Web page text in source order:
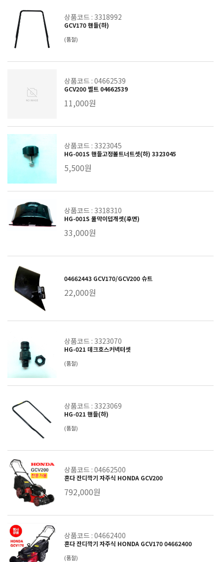
상품코드 : 3318992
GCV170 핸들(하)
(품절)
상품코드 : 04662539
GCV200 벨트 04662539
11,000원
상품코드 : 3323045
HG-001S 핸들고정볼트너트셋(하) 3323045
5,500원
상품코드 : 3318310
HG-001S 풀막이덥개셋(후면)
33,000원
04662443 GCV170/GCV200 슈트
22,000원
상품코드 : 3323070
HG-021 데크호스커넥터셋
(품절)
상품코드 : 3323069
HG-021 핸들(하)
(품절)
상품코드 : 04662500
혼다 잔디깍기 자주식 HONDA GCV200
792,000원
상품코드 : 04662400
혼다 잔디깍기 자주식 HONDA GCV170 04662400
(품절)